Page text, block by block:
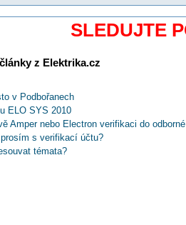
SLEDUJTE
z Elektrika.cz
v Podbořanech
ELO SYS 2010
Amper nebo Electron verifikaci do
s verifikací účtu?
témata?